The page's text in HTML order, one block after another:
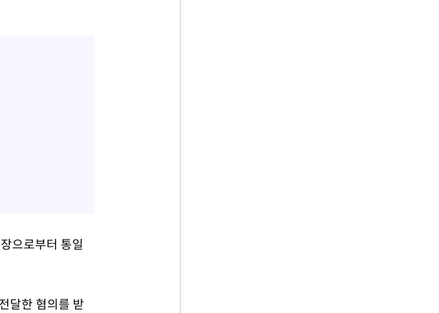
으로부터 통일
달한 혐의를 받